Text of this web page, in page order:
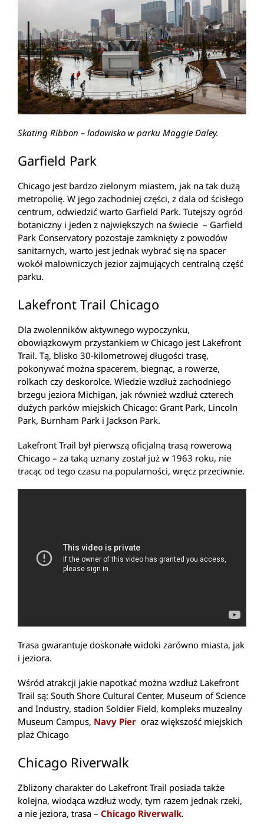
Skating Ribbon – lodowisko w parku Maggie Daley.
Garfield Park
Chicago jest bardzo zielonym miastem, jak na tak dużą
metropolię. W jego zachodniej części, z dala od ścisłego
centrum, odwiedzić warto Garfield Park. Tutejszy ogród
botaniczny i jeden z największych na świecie – Garfield
Park Conservatory pozostaje zamknięty z powodów
sanitarnych, warto jest jednak wybrać się na spacer
wokół malowniczych jezior zajmujących centralną część
parku.
Lakefront Trail Chicago
Dla zwolenników aktywnego wypoczynku,
obowiązkowym przystankiem w Chicago jest Lakefront
Trail. Tą, blisko 30-kilometrowej długości trasę,
pokonywać można spacerem, biegnąc, a rowerze,
rolkach czy deskorolce. Wiedzie wzdłuż zachodniego
brzegu jeziora Michigan, jak również wzdłuż czterech
dużych parków miejskich Chicago: Grant Park, Lincoln
Park, Burnham Park i Jackson Park.
Lakefront Trail był pierwszą oficjalną trasą rowerową
Chicago – za taką uznany został już w 1963 roku, nie
tracąc od tego czasu na popularności, wręcz przeciwnie.
Trasa gwarantuje doskonałe widoki zarówno miasta, jak
i jeziora.
Wśród atrakcji jakie napotkać można wzdłuż Lakefront
Trail są: South Shore Cultural Center, Museum of Science
and Industry, stadion Soldier Field, kompleks muzealny
Museum Campus, Navy Pier oraz większość miejskich
plaż Chicago
Chicago Riverwalk
Zbliżony charakter do Lakefront Trail posiada także
kolejna, wiodąca wzdłuż wody, tym razem jednak rzeki,
a nie jeziora, trasa – Chicago Riverwalk.